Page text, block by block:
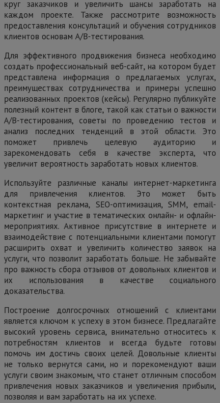
круг заказчиков и увеличить шансы заработать на
каждом проекте. Также рассмотрите возможность
предоставления консультаций и обучения сотрудников
клиентов основам А/В-тестирования.
Для эффективного продвижения бизнеса необходимо
создать профессиональный веб-сайт, на котором будет
представлена информация о предлагаемых услугах,
преимуществах сотрудничества и примеры успешно
реализованных проектов (кейсы). Регулярно публикуйте
полезный контент в блоге, такой как статьи о важности
А/В-тестирования, советы по проведению тестов и
анализ последних тенденций в этой области. Это
поможет привлечь целевую аудиторию и
зарекомендовать себя в качестве эксперта, что
увеличит вероятность заработать новых клиентов.
Используйте различные каналы интернет-маркетинга
для привлечения клиентов. Это может быть
контекстная реклама, SEO-оптимизация, SMM, email-
маркетинг и участие в тематических онлайн- и офлайн-
мероприятиях. Активное присутствие в интернете и
взаимодействие с потенциальными клиентами помогут
расширить охват и увеличить количество заявок на
услуги, что позволит заработать больше. Не забывайте
про важность сбора отзывов от довольных клиентов и
их использования в качестве социального
доказательства.
Построение долгосрочных отношений с клиентами
является ключом к успеху в этом бизнесе. Предлагайте
высокий уровень сервиса, внимательно относитесь к
потребностям клиентов и всегда будьте готовы
помочь им достичь своих целей. Довольные клиенты
не только вернутся сами, но и порекомендуют ваши
услуги своим знакомым, что станет отличным способом
привлечения новых заказчиков и увеличения прибыли,
позволяя и вам заработать на их успехе.